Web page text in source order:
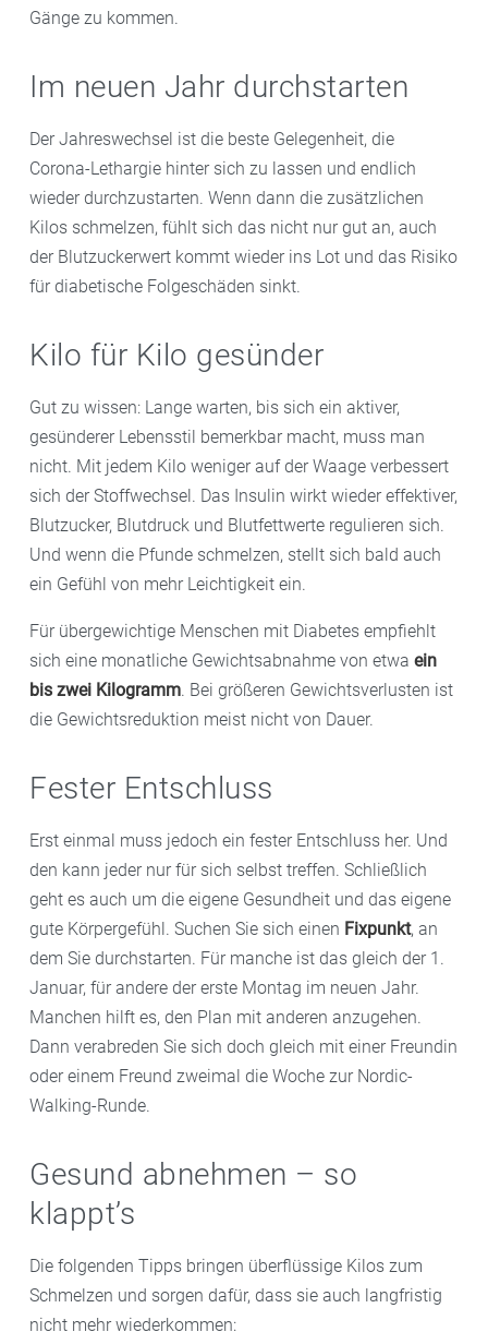
Gänge zu kommen.
Im neuen Jahr durchstarten
Der Jahreswechsel ist die beste Gelegenheit, die
Corona-Lethargie hinter sich zu lassen und endlich
wieder durchzustarten. Wenn dann die zusätzlichen
Kilos schmelzen, fühlt sich das nicht nur gut an, auch
der Blutzuckerwert kommt wieder ins Lot und das Risiko
für diabetische Folgeschäden sinkt.
Kilo für Kilo gesünder
Gut zu wissen: Lange warten, bis sich ein aktiver,
gesünderer Lebensstil bemerkbar macht, muss man
nicht. Mit jedem Kilo weniger auf der Waage verbessert
sich der Stoffwechsel. Das Insulin wirkt wieder effektiver,
Blutzucker, Blutdruck und Blutfettwerte regulieren sich.
Und wenn die Pfunde schmelzen, stellt sich bald auch
ein Gefühl von mehr Leichtigkeit ein.
Für übergewichtige Menschen mit Diabetes empfiehlt
sich eine monatliche Gewichtsabnahme von etwa ein
bis zwei Kilogramm. Bei größeren Gewichtsverlusten ist
die Gewichtsreduktion meist nicht von Dauer.
Fester Entschluss
Erst einmal muss jedoch ein fester Entschluss her. Und
den kann jeder nur für sich selbst treffen. Schließlich
geht es auch um die eigene Gesundheit und das eigene
gute Körpergefühl. Suchen Sie sich einen Fixpunkt, an
dem Sie durchstarten. Für manche ist das gleich der 1.
Januar, für andere der erste Montag im neuen Jahr.
Manchen hilft es, den Plan mit anderen anzugehen.
Dann verabreden Sie sich doch gleich mit einer Freundin
oder einem Freund zweimal die Woche zur Nordic-
Walking-Runde.
Gesund abnehmen – so
klappt’s
Die folgenden Tipps bringen überflüssige Kilos zum
Schmelzen und sorgen dafür, dass sie auch langfristig
nicht mehr wiederkommen: